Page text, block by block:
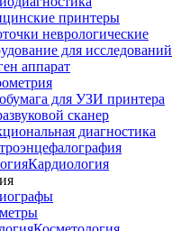
принтеры
неврологические
для исследований
аппарат
для УЗИ принтера
сканер
диагностика
Кардиология